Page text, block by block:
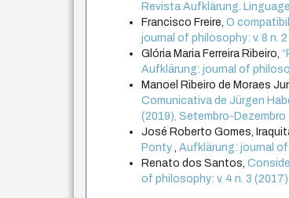
Revista Aufklärung.
Francisco Freire,O
journal of philosophy: v. 8 n.
Glória Maria Ferreira Ribeiro,
Aufklärung: journal of
Manoel Ribeiro de Moraes
Comunicativa de Jürgen
(2019), Setembro-Dezembro
José Roberto Gomes,
Ponty,Aufklärung: journal
Renato dos Santos,
of philosophy: v. 4 n. 3